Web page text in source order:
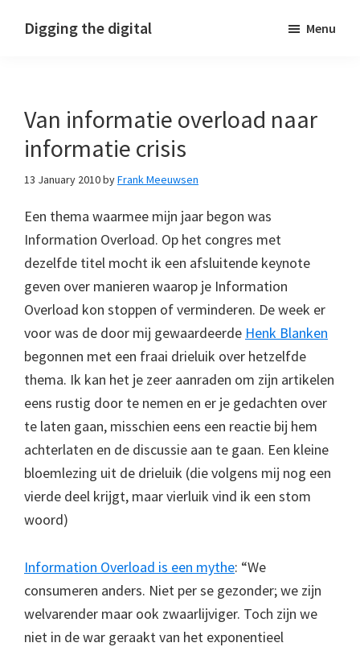
Digging the digital Menu
Van informatie overload naar
informatie crisis
13 January 2010byFrank Meeuwsen
Een thema waarmee mijn jaar begon was
Information Overload. Op het congres met
dezelfde titel mocht ik een afsluitende keynote
geven over manieren waarop je Information
Overload kon stoppen of verminderen. De week er
voor was de door mij gewaardeerde Henk Blanken
begonnen met een fraai drieluik over hetzelfde
thema. Ik kan het je zeer aanraden om zijn artikelen
eens rustig door te nemen en er je gedachten over
te laten gaan, misschien eens een reactie bij hem
achterlaten en de discussie aan te gaan. Een kleine
bloemlezing uit de drieluik (die volgens mij nog een
vierde deel krijgt, maar vierluik vind ik een stom
woord)
Information Overload is een mythe: “We
consumeren anders. Niet per se gezonder; we zijn
welvarender maar ook zwaarlijviger. Toch zijn we
niet in de war geraakt van het exponentieel